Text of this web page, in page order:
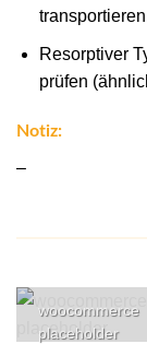
Resorptiver
prüfen
Notiz:
–
woocommerce
placeholder